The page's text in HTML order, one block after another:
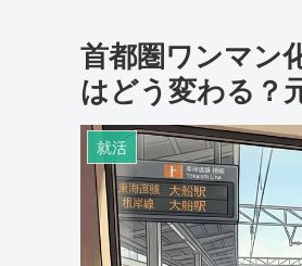
首都圏ワンマン
はどう変わる？
就活